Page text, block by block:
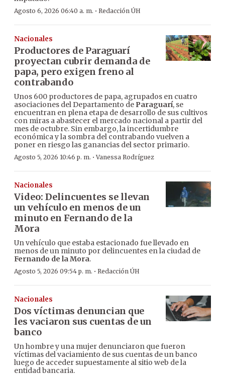
Agosto 6, 2026 06:40 a. m. · Redacción ÚH
Nacionales
Productores de Paraguarí
proyectan cubrir demanda de
papa, pero exigen freno al
contrabando
Unos 600 productores de papa, agrupados en cuatro
asociaciones del Departamento de Paraguarí, se
encuentran en plena etapa de desarrollo de sus cultivos
con miras a abastecer el mercado nacional a partir del
mes de octubre. Sin embargo, la incertidumbre
económica y la sombra del contrabando vuelven a
poner en riesgo las ganancias del sector primario.
Agosto 5, 2026 10:46 p. m. ·Vanessa Rodríguez
Nacionales
Video: Delincuentes se llevan
un vehículo en menos de un
minuto en Fernando de la
Mora
Un vehículo que estaba estacionado fue llevado en
menos de un minuto por delincuentes en la ciudad de
Fernando de la Mora.
Agosto 5, 2026 09:54 p. m. · Redacción ÚH
Nacionales
Dos víctimas denuncian que
les vaciaron sus cuentas de un
banco
Un hombre y una mujer denunciaron que fueron
víctimas del vaciamiento de sus cuentas de un banco
luego de acceder supuestamente al sitio web de la
entidad bancaria.